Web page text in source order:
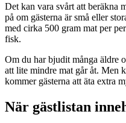
Det kan vara svårt att beräkna
på om gästerna är små eller
med cirka 500 gram mat per
fisk.
Om du har bjudit många äldre
att lite mindre mat går åt. Men
kommer gästerna att äta extra
När gästlistan